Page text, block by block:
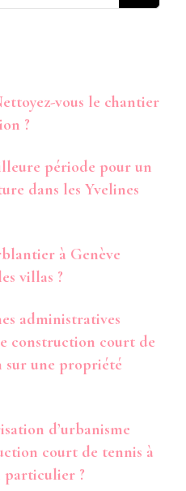
vous le chantier
?
période pour un
dans les Yvelines
à Genève
villas ?
administratives
construction court de
sur une propriété
d’urbanisme
court de tennis à
particulier ?